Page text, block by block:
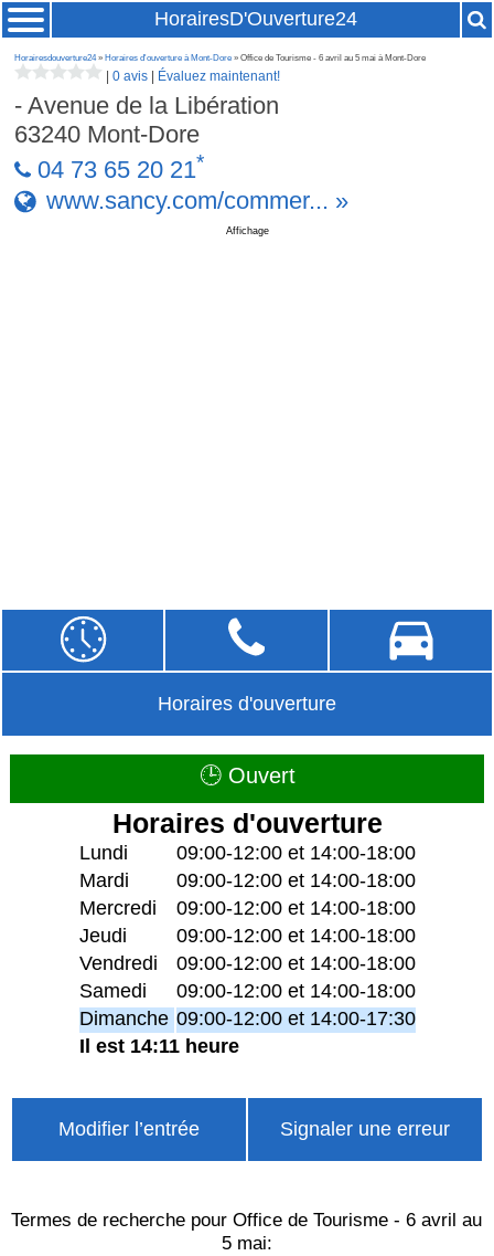
HorairesD'Ouverture24
Horairesdouverture24» Horaires d'ouverture à Mont-Dore » Office de Tourisme - 6 avril au 5 mai à Mont-Dore
|0 avis Évaluez maintenant!
- Avenue de la Libération
63240 Mont-Dore
04 73 65 20 21*
www.sancy.com/commer... »
Affichage
Horaires d'ouverture
🕒 Ouvert
Horaires d'ouverture
Lundi
09:00-12:00 et 14:00-18:00
Mardi
09:00-12:00 et 14:00-18:00
Mercredi
09:00-12:00 et 14:00-18:00
Jeudi
09:00-12:00 et 14:00-18:00
Vendredi
09:00-12:00 et 14:00-18:00
Samedi
09:00-12:00 et 14:00-18:00
Dimanche 09:00-12:00 et 14:00-17:30
Il est 14:11 heure
Modifier l’entrée Signaler une erreur
Termes de recherche pour Office de Tourisme - 6 avril au
5 mai: